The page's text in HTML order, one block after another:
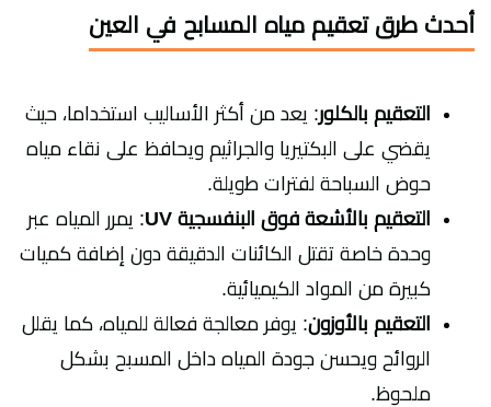
أحدث طرق تعقيم مياه المسابح في العين
التعقيم بالكلور: يعد من أكثر الأساليب استخداما، حيث
يقضي على البكتيريا والجراثيم ويحافظ على نقاء مياه
حوض السباحة لفترات طويلة.
التعقيم بالأشعة فوق البنفسجية UV
: يمرر المياه عبر
وحدة خاصة تقتل الكائنات الدقيقة دون إضافة كميات
كبيرة من المواد الكيميائية.
التعقيم بالأوزون: يوفر معالجة فعالة للمياه، كما يقلل
الروائح ويحسن جودة المياه داخل المسبح بشكل
ملحوظ.